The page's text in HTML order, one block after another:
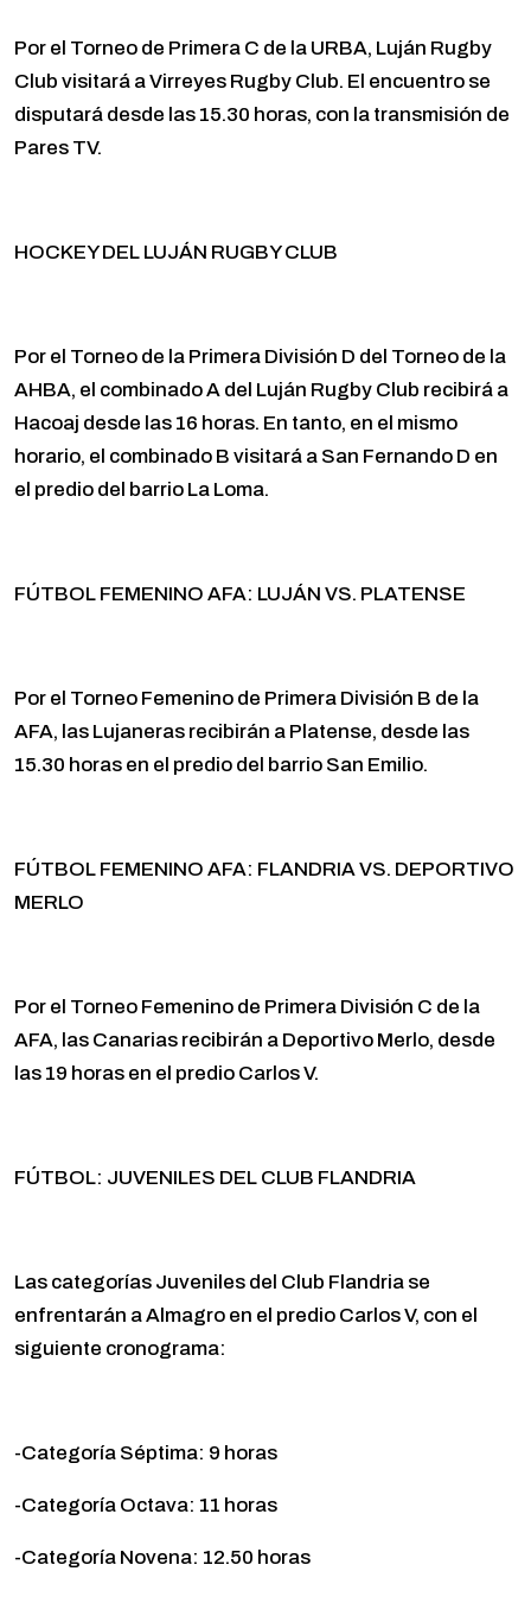
Por el Torneo de Primera C de la URBA, Luján Rugby
Club visitará a Virreyes Rugby Club. El encuentro se
disputará desde las 15.30 horas, con la transmisión de
Pares TV.
HOCKEY DEL LUJÁN RUGBY CLUB
Por el Torneo de la Primera División D del Torneo de la
AHBA, el combinado A del Luján Rugby Club recibirá a
Hacoaj desde las 16 horas. En tanto, en el mismo
horario, el combinado B visitará a San Fernando D en
el predio del barrio La Loma.
FÚTBOL FEMENINO AFA: LUJÁN VS. PLATENSE
Por el Torneo Femenino de Primera División B de la
AFA, las Lujaneras recibirán a Platense, desde las
15.30 horas en el predio del barrio San Emilio.
FÚTBOL FEMENINO AFA: FLANDRIA VS. DEPORTIVO
MERLO
Por el Torneo Femenino de Primera División C de la
AFA, las Canarias recibirán a Deportivo Merlo, desde
las 19 horas en el predio Carlos V.
FÚTBOL: JUVENILES DEL CLUB FLANDRIA
Las categorías Juveniles del Club Flandria se
enfrentarán a Almagro en el predio Carlos V, con el
siguiente cronograma:
-Categoría Séptima: 9 horas
-Categoría Octava: 11 horas
-Categoría Novena: 12.50 horas